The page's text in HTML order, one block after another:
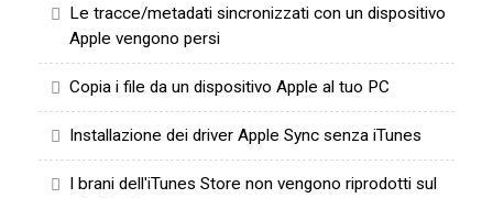
Le tracce/metadati sincronizzati con un dispositivo
Apple vengono persi
Copia i file da un dispositivo Apple al tuo PC
Installazione dei driver Apple Sync senza iTunes
I brani dell'iTunes Store non vengono riprodotti sul